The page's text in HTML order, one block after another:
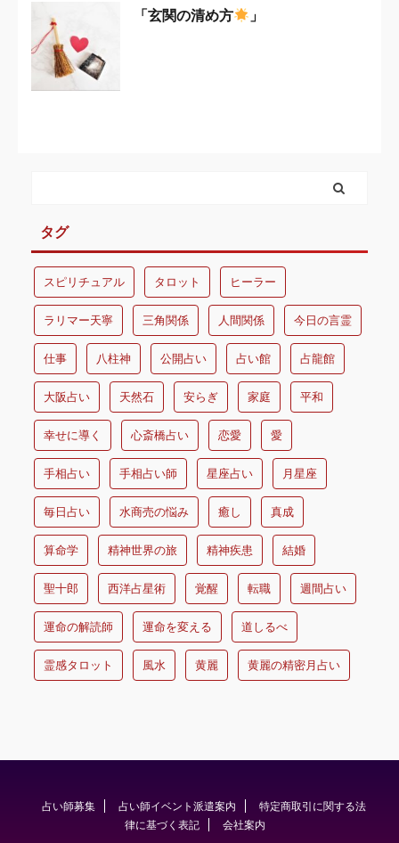
「玄関の清め方 」
タグ
スピリチュアル タロット ヒーラー
ラリマー天寧 三角関係 人間関係 今日の言霊
仕事 八柱神 公開占い 占い館 占龍館
大阪占い 天然石 安らぎ 家庭 平和
幸せに導く 心斎橋占い 恋愛 愛
手相占い 手相占い師 星座占い 月星座
毎日占い 水商売の悩み 癒し 真成
算命学 精神世界の旅 精神疾患 結婚
聖十郎 西洋占星術 覚醒 転職 週間占い
運命の解読師 運命を変える 道しるべ
霊感タロット 風水 黄麗 黄麗の精密月占い
占い師募集 占い師イベント派遣案内
特定商取引に関する法
律に基づく表記
会社案内